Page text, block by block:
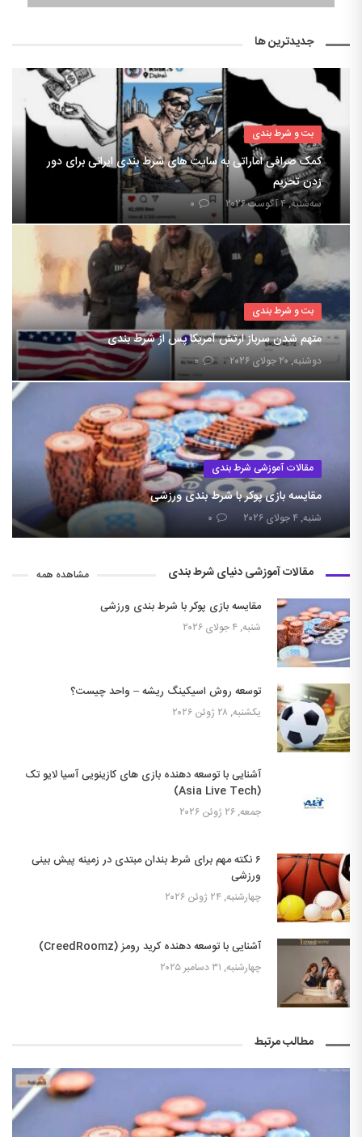
جدیدترین ها
بت و شرط بندی
کمک صرافی اماراتی به سایت های شرط بندی ایرانی برای دور
زدن تحریم
سه‌شنبه, ۴ آگوست ۲۰۲۶ ۰
بت و شرط بندی
متهم شدن سرباز ارتش آمریکا پس از شرط بندی
دوشنبه, ۲۰ جولای ۲۰۲۶ ۰
مقالات آموزشی شرط بندی
مقایسه بازی پوکر با شرط بندی ورزشی
شنبه, ۴ جولای ۲۰۲۶ ۰
مقالات آموزشی دنیای شرط بندی مشاهده همه
مقایسه بازی پوکر با شرط بندی ورزشی
شنبه, ۴ جولای ۲۰۲۶
توسعه روش اسیکینگ ریشه – واحد چیست؟
یکشنبه, ۲۸ ژوئن ۲۰۲۶
آشنایی با توسعه دهنده بازی های کازینویی آسیا لایو تک
(Asia Live Tech)
جمعه, ۲۶ ژوئن ۲۰۲۶
۶ نکته مهم برای شرط بندان مبتدی در زمینه پیش بینی
ورزشی
چهارشنبه, ۲۴ ژوئن ۲۰۲۶
آشنایی با توسعه دهنده کرید رومز (CreedRoomz)
چهارشنبه, ۳۱ دسامبر ۲۰۲۵
مطالب مرتبط